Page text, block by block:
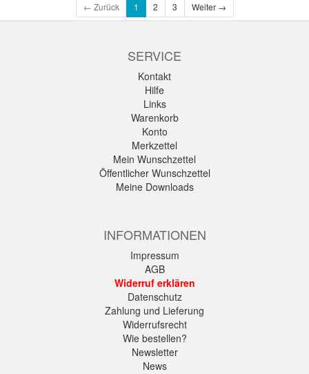
← Zurück 1 2 3 Weiter →
SERVICE
Kontakt
Hilfe
Links
Warenkorb
Konto
Merkzettel
Mein Wunschzettel
Öffentlicher Wunschzettel
Meine Downloads
INFORMATIONEN
Impressum
AGB
Widerruf erklären
Datenschutz
Zahlung und Lieferung
Widerrufsrecht
Wie bestellen?
Newsletter
News